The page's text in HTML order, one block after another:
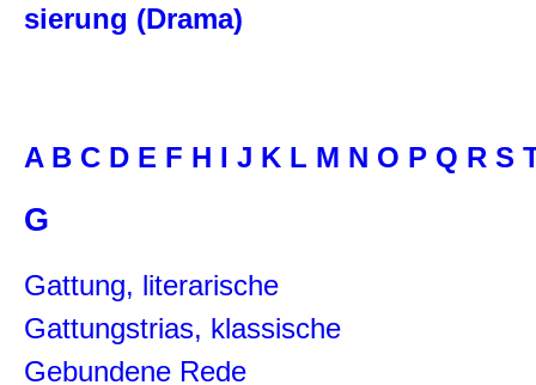
sierung (Drama)
A B C D E F H I J K L M N O P Q R S
G
Gattung, literarische
Gattungstrias, klassische
Gebundene Rede